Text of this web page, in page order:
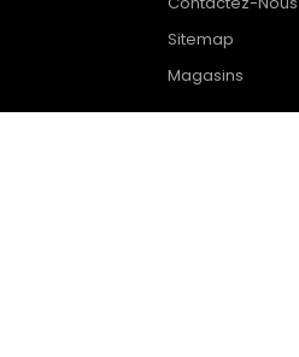
Sitemap
Magasins